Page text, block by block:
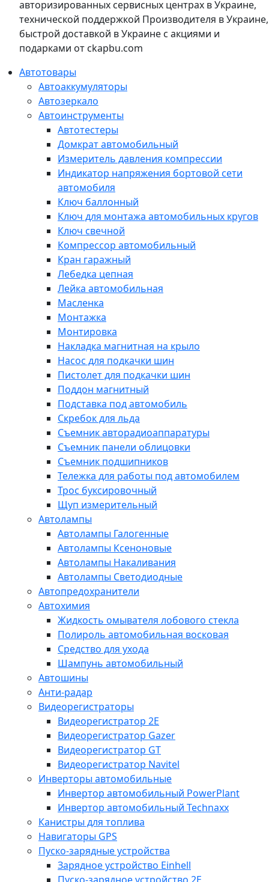
авторизированных сервисных центрах в Украине,
технической поддержкой Производителя в Украине,
быстрой доставкой в Украине с акциями и
подарками от ckapbu.com
Автотовары
Автоаккумуляторы
Автозеркало
Автоинструменты
Автотестеры
Домкрат автомобильный
Измеритель давления компрессии
Индикатор напряжения бортовой сети
автомобиля
Ключ баллонный
Ключ для монтажа автомобильных кругов
Ключ свечной
Компрессор автомобильный
Кран гаражный
Лебедка цепная
Лейка автомобильная
Масленка
Монтажка
Монтировка
Накладка магнитная на крыло
Насос для подкачки шин
Пистолет для подкачки шин
Поддон магнитный
Подставка под автомобиль
Скребок для льда
Съемник авторадиоаппаратуры
Съемник панели облицовки
Съемник подшипников
Тележка для работы под автомобилем
Трос буксировочный
Щуп измерительный
Автолампы
Автолампы Галогенные
Автолампы Ксеноновые
Автолампы Накаливания
Автолампы Светодиодные
Автопредохранители
Автохимия
Жидкость омывателя лобового стекла
Полироль автомобильная восковая
Средство для ухода
Шампунь автомобильный
Автошины
Анти-радар
Видеорегистраторы
Видеорегистратор 2E
Видеорегистратор Gazer
Видеорегистратор GT
Видеорегистратор Navitel
Инверторы автомобильные
Инвертор автомобильный PowerPlant
Инвертор автомобильный Technaxx
Канистры для топлива
Навигаторы GPS
Пуско-зарядные устройства
Зарядное устройство Einhell